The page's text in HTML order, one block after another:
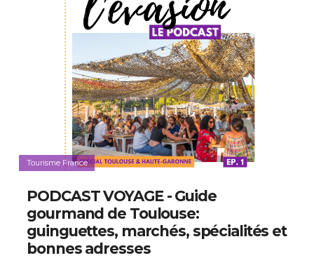
Tourisme France
PODCAST VOYAGE - Guide
gourmand de Toulouse:
guinguettes, marchés, spécialités et
bonnes adresses